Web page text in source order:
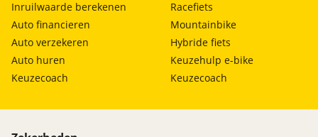
Inruilwaarde berekenen
Auto financieren
Auto verzekeren
Auto huren
Keuzecoach
Racefiets
Mountainbike
Hybride fiets
Keuzehulp e-bike
Keuzecoach